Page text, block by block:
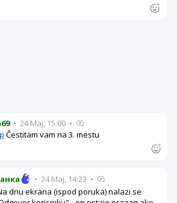
• 24 Maj, 15:00 •
Čestitam vam na 3. mestu
• 24 Maj, 14:23 •
dnu ekrana (ispod poruka) nalazi se